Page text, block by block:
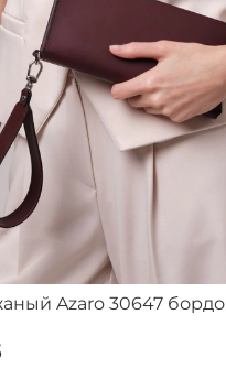
Azaro 30647 бордо